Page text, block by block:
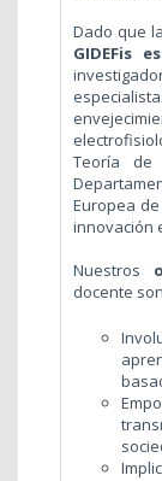
Dado que
GIDEFis
Teoría de
Europea
innovación
Nuestros
docente